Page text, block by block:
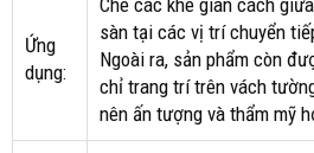
Ứng
dụng:
Che các khe giãn cách
sàn tại các vị trí chuyển
Ngoài ra, sản phẩm còn
chỉ trang trí trên vách
nên ấn tượng và thẩm mỹ